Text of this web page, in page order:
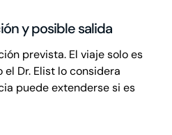
y posible salida
prevista. El viaje solo es
Dr. Elist lo considera
puede extenderse si es